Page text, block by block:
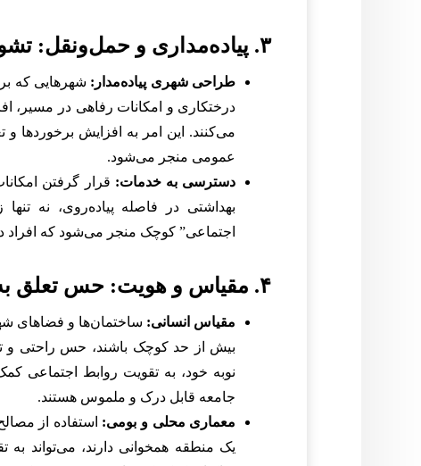
۳. پیاده‌مداری و حمل‌ونقل: تشویق تعاملات
طراحی شهری پیاده‌مدار: شهرهایی که بر
درختکاری و امکانات رفاهی در مسیر،
می‌کنند. این امر به افزایش برخوردها و
عمومی منجر می‌شود.
دسترسی به خدمات: قرار گرفتن
بهداشتی در فاصله پیاده‌روی، نه
اجتماعی” کوچک منجر می‌شود که افراد
۴. مقیاس و هویت: حس تعلق به مکان
مقیاس انسانی: ساختمان‌ها و فضاهای
بیش از حد کوچک باشند، حس راحتی و
نوبه خود، به تقویت روابط اجتماعی
جامعه قابل درک و ملموس هستند.
معماری محلی و بومی: استفاده از
یک منطقه همخوانی دارند، می‌تواند